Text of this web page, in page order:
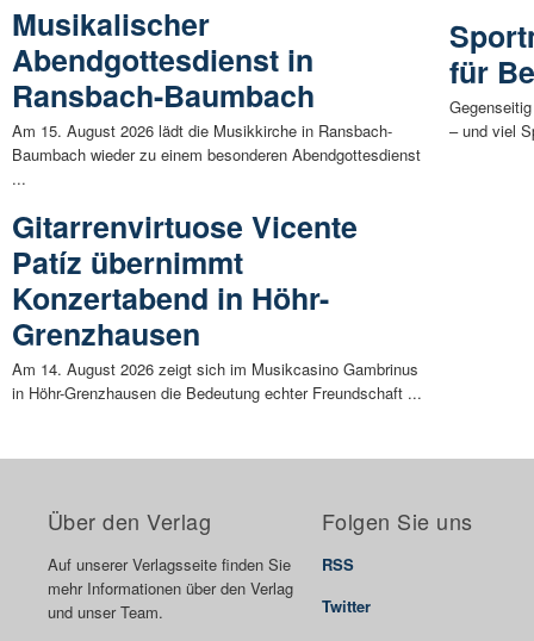
Musikalischer
Abendgottesdienst in
Ransbach-Baumbach
Am 15. August 2026 lädt die Musikkirche in Ransbach-
Baumbach wieder zu einem besonderen Abendgottesdienst
...
Gitarrenvirtuose Vicente
Patíz übernimmt
Konzertabend in Höhr-
Grenzhausen
Am 14. August 2026 zeigt sich im Musikcasino Gambrinus
in Höhr-Grenzhausen die Bedeutung echter Freundschaft ...
für
– und viel
Über den Verlag
Auf unserer Verlagsseite finden Sie
mehr Informationen über den Verlag
und unser Team.
Folgen Sie uns
RSS
Twitter